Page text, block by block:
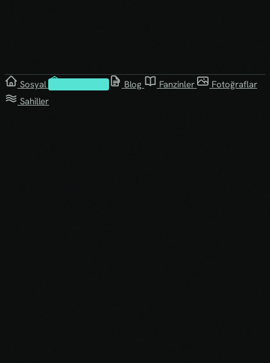
Sosyal Blog Fanzinler
Fotoğraflar
Sahiller